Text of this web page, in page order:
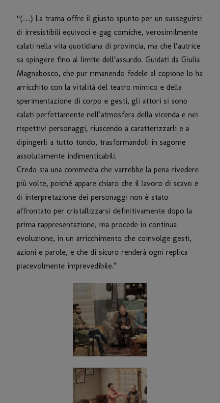
“(…) La trama offre il giusto spunto per un susseguirsi
di irresistibili equivoci e gag comiche, verosimilmente
calati nella vita quotidiana di provincia, ma che l’autrice
sa spingere fino al limite dell’assurdo. Guidati da Giulia
Magnabosco, che pur rimanendo fedele al copione lo ha
arricchito con la vitalità del teatro mimico e della
sperimentazione di corpo e gesti, gli attori si sono
calati perfettamente nell’atmosfera della vicenda e nei
rispettivi personaggi, riuscendo a caratterizzarli e a
dipingerli a tutto tondo, trasformandoli in sagome
assolutamente indimenticabili.
Credo sia una commedia che varrebbe la pena rivedere
più volte, poiché appare chiaro che il lavoro di scavo e
di interpretazione dei personaggi non è stato
affrontato per cristallizzarsi definitivamente dopo la
prima rappresentazione, ma procede in continua
evoluzione, in un arricchimento che coinvolge gesti,
azioni e parole, e che di sicuro renderà ogni replica
piacevolmente imprevedibile.”